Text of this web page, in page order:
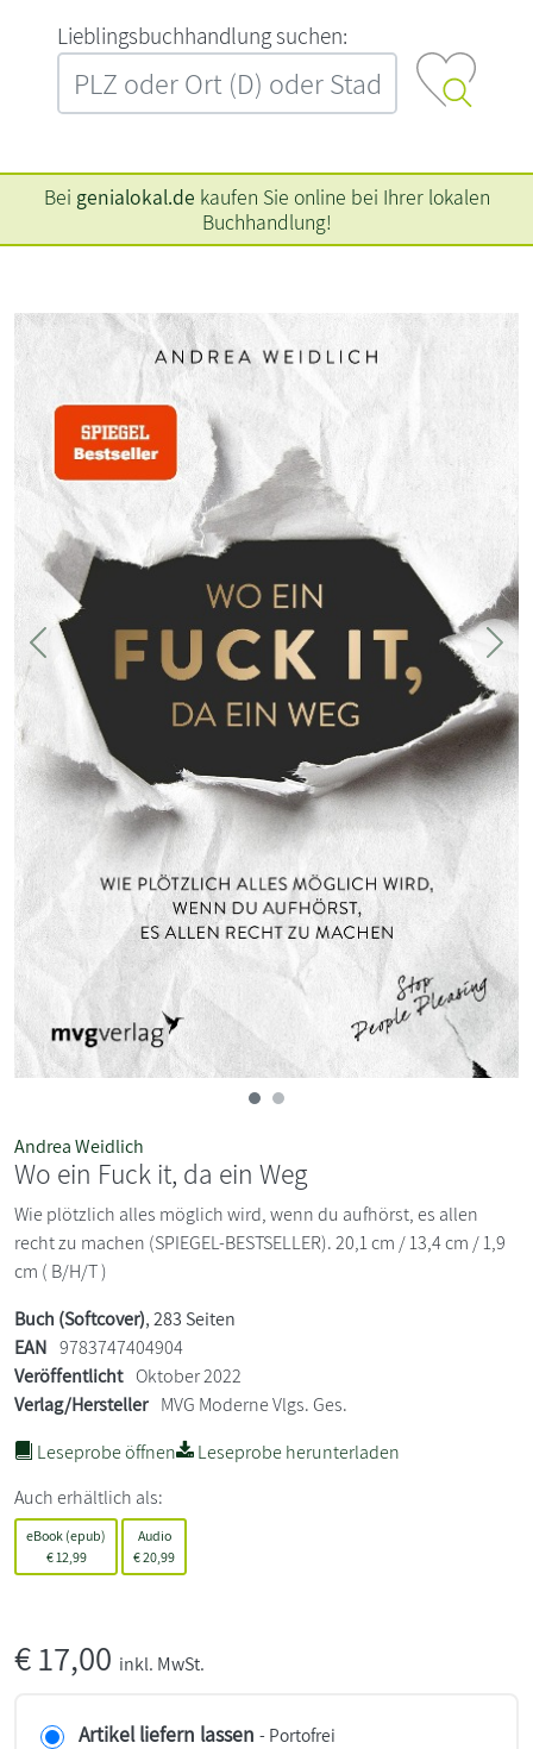
L‍i‍e‍b‍l‍i‍n‍g‍s‍b‍u‍c‍h‍h‍a‍n‍d‍l‍u‍n‍g‍ ‍s‍u‍c‍h‍e‍n‍:‍
Bei genialokal.de kaufen Sie online bei Ihrer lokalen
Buchhandlung!
Zurück
Andrea Weidlich
Wo ein Fuck it, da ein Weg
Wie plötzlich alles möglich wird, wenn du aufhörst, es allen
recht zu machen (SPIEGEL-BESTSELLER). 20,1 cm / 13,4 cm / 1,9
cm ( B/H/T )
Buch (Softcover), 283 Seiten
EAN 9783747404904
Veröffentlicht Oktober 2022
Verlag/Hersteller MVG Moderne Vlgs. Ges.
Leseprobe öffnen
Leseprobe herunterladen
Auch erhältlich als:
eBook (epub)
€12,99
Audio
€20,99
€17,00 inkl. MwSt.
Artikel liefern lassen - Portofrei